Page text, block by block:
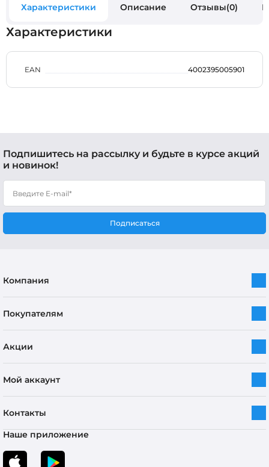
Характеристики Описание Отзывы(0)
Характеристики
EAN 4002395005901
Подпишитесь на рассылку и будьте в курсе акций
и новинок!
Подписаться
Компания
Покупателям
Акции
Мой аккаунт
Контакты
Наше приложение